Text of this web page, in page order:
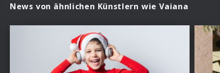
News von ähnlichen Künstlern wie Vaiana